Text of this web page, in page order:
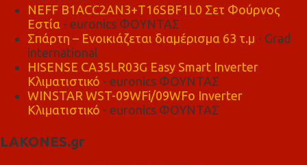
NEFF B1ACC2AN3+T16SBF1L0 Σετ Φούρνος
Εστία - euronics ΦΟΥΝΤΑΣ
Σπάρτη – Ενοικιάζεται διαμέρισμα 63 τ.μ - Grad
international
HISENSE CA35LR03G Easy Smart Inverter
Κλιματιστικό - euronics ΦΟΥΝΤΑΣ
WINSTAR WST-09WFi/09WFo Inverter
Κλιματιστικό - euronics ΦΟΥΝΤΑΣ
LAKONES.gr